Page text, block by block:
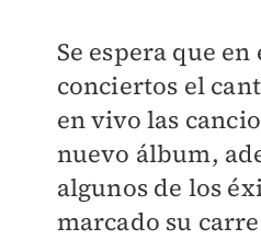
Se espera que en
conciertos el
en vivo las
nuevo álbum,
algunos de los
marcado su